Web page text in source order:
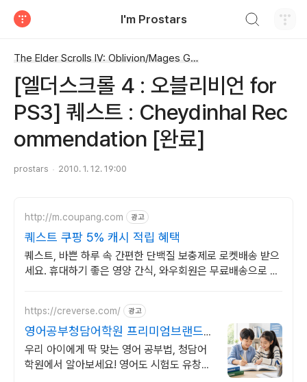
I'm Prostars
The Elder Scrolls IV: Oblivion/Mages Guild Quests
[엘더스크롤 4 : 오블리비언 for
PS3] 퀘스트 : Cheydinhal Rec
ommendation [완료]
prostars 2010. 1. 12. 19:00
http://m.coupang.com 광고
퀘스트 쿠팡 5% 캐시 적립 혜택
퀘스트, 바쁜 하루 속 간편한 단백질 보충제로 로켓배송 받으
세요. 휴대하기 좋은 영양 간식, 와우회원은 무료배송으로 든
https://creverse.com/ 광고
영어공부청담어학원 프리미엄브랜드
지수 18년1위
우리 아이에게 딱 맞는 영어 공부법, 청담어
학원에서 알아보세요! 영어도 시험도 유창해